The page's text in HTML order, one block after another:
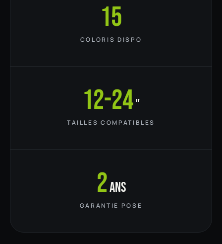
15
COLORIS DISPO
12-24"
TAILLES COMPATIBLES
2ans
GARANTIE POSE